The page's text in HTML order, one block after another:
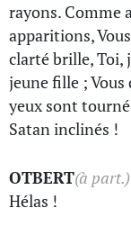
rayons. Comme
apparitions,
clarté brille, Toi,
jeune fille ; Vous
yeux sont
Satan inclinés !
OTBERT(à part.)
Hélas !